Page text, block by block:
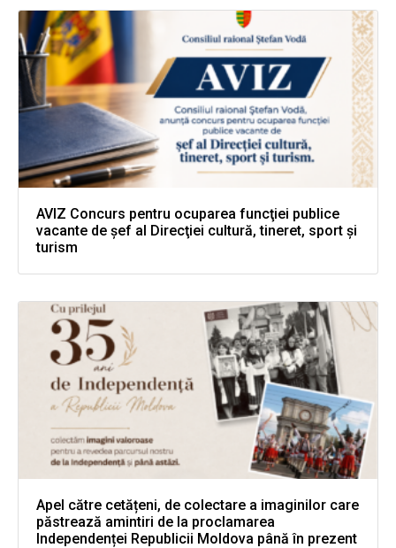
AVIZ Concurs pentru ocuparea funcţiei publice
vacante de şef al Direcţiei cultură, tineret, sport şi
turism
Apel către cetățeni, de colectare a imaginilor care
păstrează amintiri de la proclamarea
Independenței Republicii Moldova până în prezent